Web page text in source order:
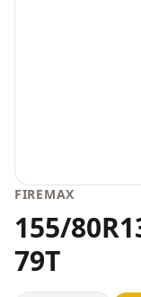
FIREMAX
155/
79T